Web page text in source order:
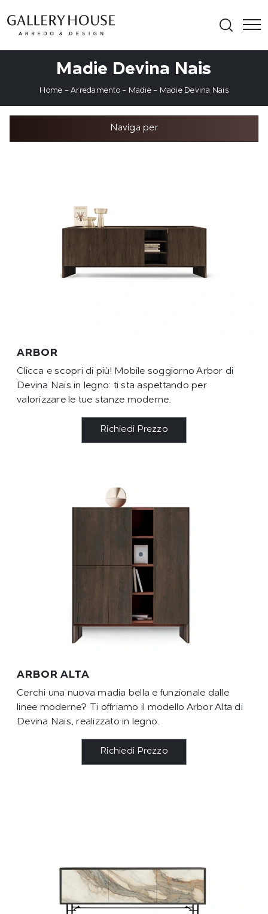
Madie Devina Nais
Home - Arredamento- Madie- Madie Devina Nais
Naviga per
ARBOR
Clicca e scopri di più! Mobile soggiorno Arbor di
Devina Nais in legno: ti sta aspettando per
valorizzare le tue stanze moderne.
Richiedi Prezzo
ARBOR ALTA
Cerchi una nuova madia bella e funzionale dalle
linee moderne? Ti offriamo il modello Arbor Alta di
Devina Nais, realizzato in legno.
Richiedi Prezzo